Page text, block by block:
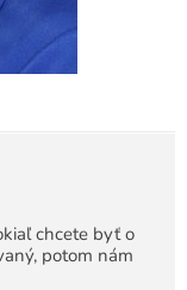
chcete byť o
potom nám